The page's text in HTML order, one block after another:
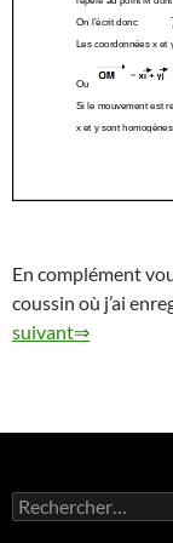
En complément
coussin où j’ai
suivant⇒
Rechercher :